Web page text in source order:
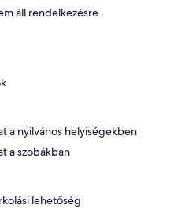
áll rendelkezésre
a nyilvános helyiségekben
a szobákban
lehetőség